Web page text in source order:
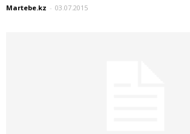
Martebe.kz - 03.07.2015